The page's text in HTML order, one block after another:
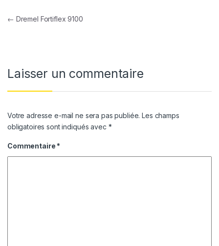
Navigation de l’article
← Dremel Fortiflex 9100
Laisser un commentaire
Votre adresse e-mail ne sera pas publiée. Les champs
obligatoires sont indiqués avec *
Commentaire *